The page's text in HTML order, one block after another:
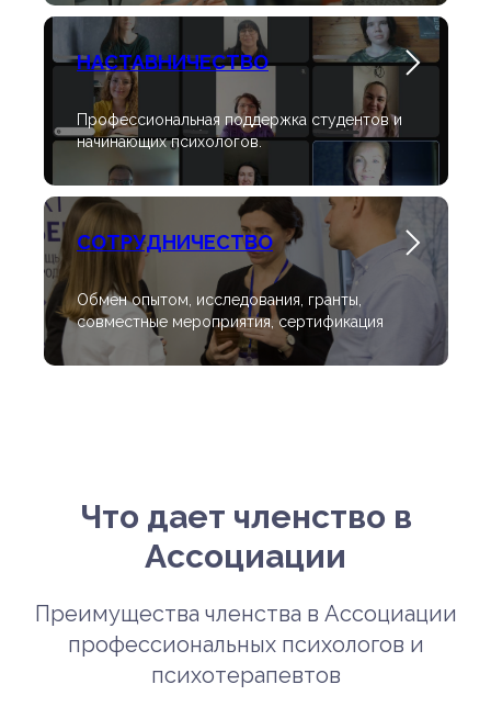
НАСТАВНИЧЕСТВО
Профессиональная поддержка студентов и
начинающих психологов.
СОТРУДНИЧЕСТВО
Обмен опытом, исследования, гранты,
совместные мероприятия, сертификация
Что дает членство в
Ассоциации
Преимущества членства в Ассоциации
профессиональных психологов и
психотерапевтов